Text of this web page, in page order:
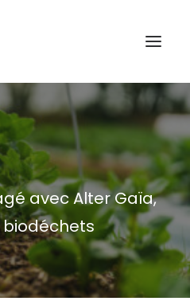
avec Alter Gaïa,